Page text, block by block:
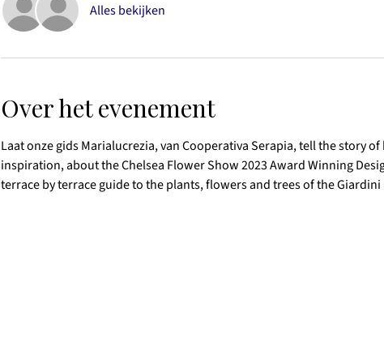
Alles bekijken
Over het evenement
Laat onze gids Marialucrezia, van Cooperativa Serapia, tell the story
inspiration, about the Chelsea Flower Show 2023 Award Winning
terrace by terrace guide to the plants, flowers and trees of the Giardini